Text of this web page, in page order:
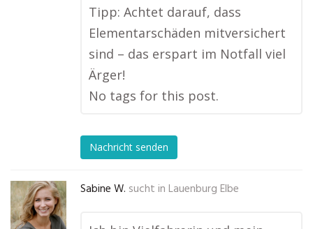
Tipp: Achtet darauf, dass
Elementarschäden mitversichert
sind – das erspart im Notfall viel
Ärger!
No tags for this post.
Nachricht senden
Sabine W. sucht in Lauenburg Elbe